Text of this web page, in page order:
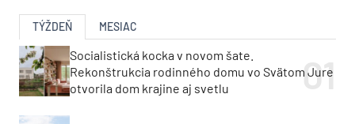
TÝŽDEŇ MESIAC
Socialistická kocka v novom šate.
Rekonštrukcia rodinného domu vo Svätom Jure
otvorila dom krajine aj svetlu